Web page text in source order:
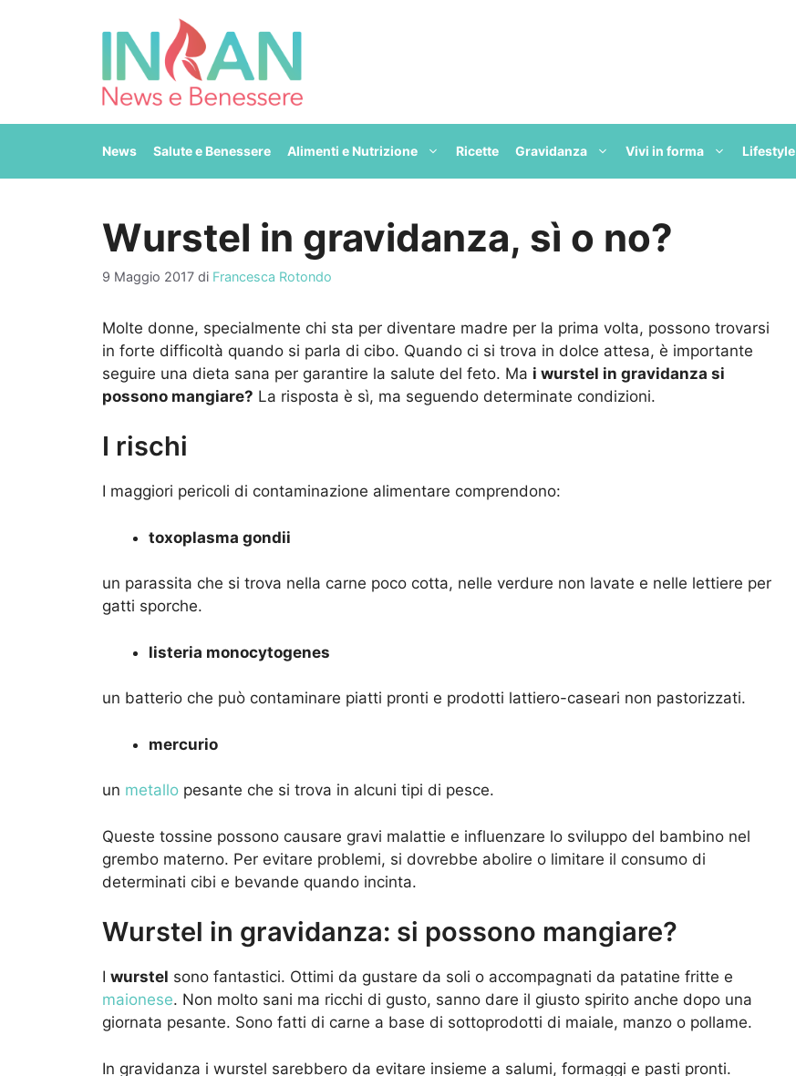
News Salute e Benessere Alimenti e Nutrizione Ricette Gravidanza Vivi in forma Lifestyle
Wurstel in gravidanza, sì o no?
9 Maggio 2017 di Francesca Rotondo
Molte donne, specialmente chi sta per diventare madre per la prima volta, possono trovarsi
in forte difficoltà quando si parla di cibo. Quando ci si trova in dolce attesa, è importante
seguire una dieta sana per garantire la salute del feto. Ma i wurstel in gravidanza si
possono mangiare? La risposta è sì, ma seguendo determinate condizioni.
I rischi
I maggiori pericoli di contaminazione alimentare comprendono:
toxoplasma gondii
un parassita che si trova nella carne poco cotta, nelle verdure non lavate e nelle lettiere per
gatti sporche.
listeria monocytogenes
un batterio che può contaminare piatti pronti e prodotti lattiero-caseari non pastorizzati.
mercurio
un metallo pesante che si trova in alcuni tipi di pesce.
Queste tossine possono causare gravi malattie e influenzare lo sviluppo del bambino nel
grembo materno. Per evitare problemi, si dovrebbe abolire o limitare il consumo di
determinati cibi e bevande quando incinta.
Wurstel in gravidanza: si possono mangiare?
I wurstel sono fantastici. Ottimi da gustare da soli o accompagnati da patatine fritte e
maionese. Non molto sani ma ricchi di gusto, sanno dare il giusto spirito anche dopo una
giornata pesante. Sono fatti di carne a base di sottoprodotti di maiale, manzo o pollame.
In gravidanza i wurstel sarebbero da evitare insieme a salumi, formaggi e pasti pronti.